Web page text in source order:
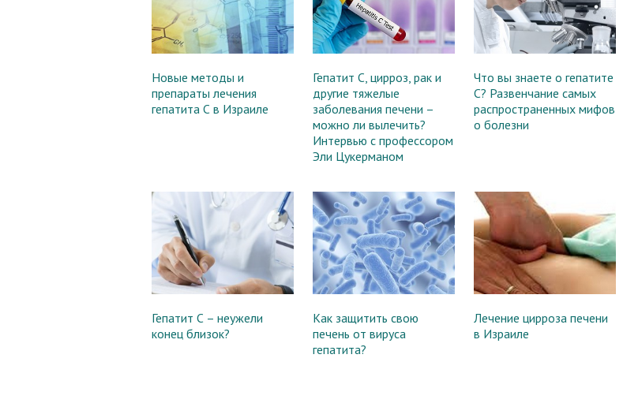
Новые методы и
препараты лечения
гепатита С в Израиле
Гепатит С, цирроз, рак и
другие тяжелые
заболевания печени –
можно ли вылечить?
Интервью с профессором
Эли Цукерманом
Что вы знаете о гепатите
С? Развенчание самых
распространенных мифов
о болезни
Гепатит С – неужели
конец близок?
Как защитить свою
печень от вируса
гепатита?
Лечение цирроза печени
в Израиле